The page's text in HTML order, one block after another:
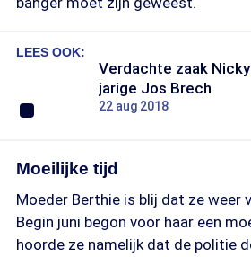
LEES OOK:
Verdachte zaak
jarige Jos Brech
22 aug 2018
Moeilijke tijd
Moeder Berthie is blij dat ze weer
Begin juni begon voor haar een
hoorde ze namelijk dat de politie